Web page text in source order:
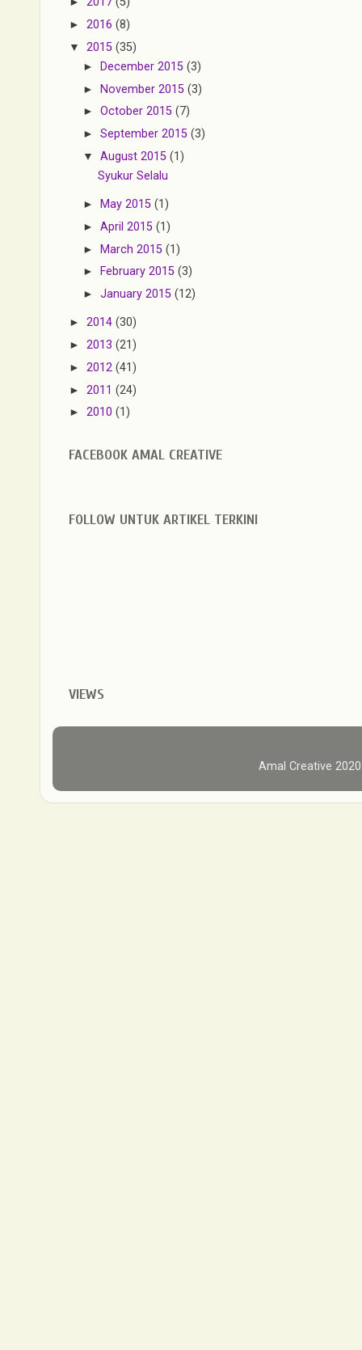
► 2016 (8)
▼ 2015 (35)
► December 2015(3)
►November 2015(3)
►October 2015(7)
►September 2015(3)
▼August 2015(1)
Syukur Selalu
► May 2015(1)
►April 2015(1)
► March 2015(1)
► February 2015(3)
►January 2015(12)
► 2014 (30)
► 2013 (21)
► 2012 (41)
► 2011 (24)
► 2010 (1)
FACEBOOK AMAL CREATIVE
FOLLOW UNTUK ARTIKEL TERKINI
VIEWS
Amal Creative